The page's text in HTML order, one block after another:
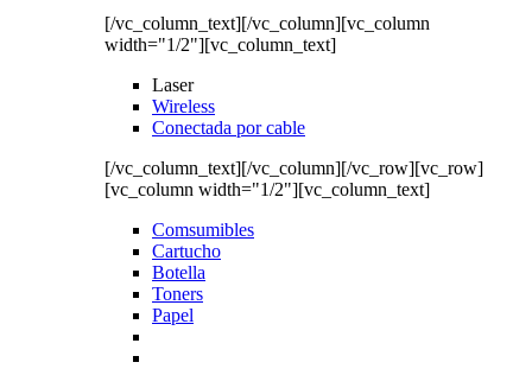
[/vc_column_text][/vc_column][vc_column
width="1/2"][vc_column_text]
Laser
Wireless
Conectada por cable
[/vc_column_text][/vc_column][/vc_row][vc_row]
[vc_column width="1/2"][vc_column_text]
Comsumibles
Cartucho
Botella
Toners
Papel